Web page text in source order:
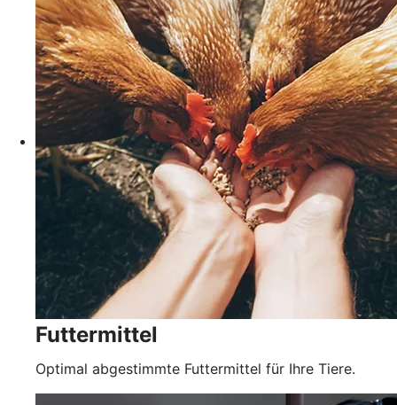
Futtermittel
Optimal abgestimmte Futtermittel für Ihre Tiere.